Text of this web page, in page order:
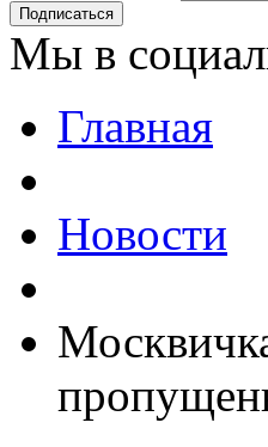
Подписаться
Мы в
Главная
Новости